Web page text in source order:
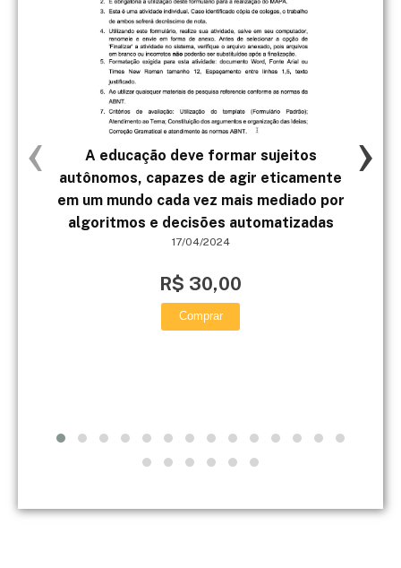
A educação deve formar sujeitos
autônomos, capazes de agir eticamente
em um mundo cada vez mais mediado por
algoritmos e decisões automatizadas
17/04/2024
R$ 30,00
Comprar
‹ ›